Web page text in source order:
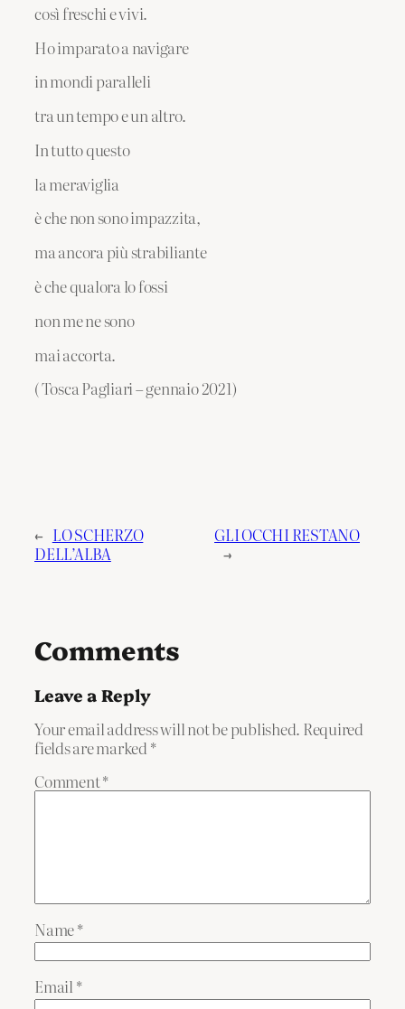
così freschi e vivi.
Ho imparato a navigare
in mondi paralleli
tra un tempo e un altro.
In tutto questo
la meraviglia
è che non sono impazzita,
ma ancora più strabiliante
è che qualora lo fossi
non me ne sono
mai accorta.
( Tosca Pagliari – gennaio 2021)
← LO SCHERZO
DELL’ALBA
GLI OCCHI RESTANO
→
Comments
Leave a Reply
Your email address will not be published. Required
fields are marked *
Comment*
Name*
Email *